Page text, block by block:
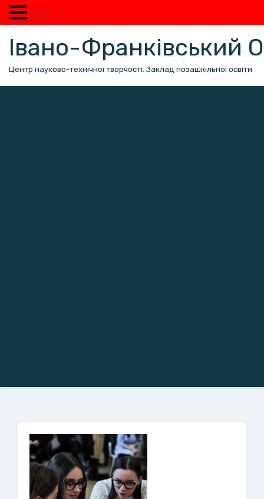
вмісту
Івано-Франківський
Центр науково-технічної творчості. Заклад позашкільної освіти
MENU